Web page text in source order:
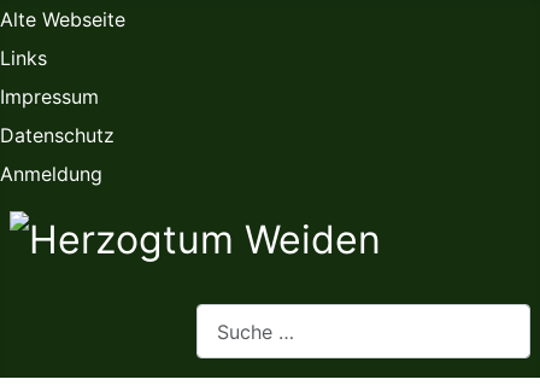
Alte Webseite
Links
Impressum
Datenschutz
Anmeldung